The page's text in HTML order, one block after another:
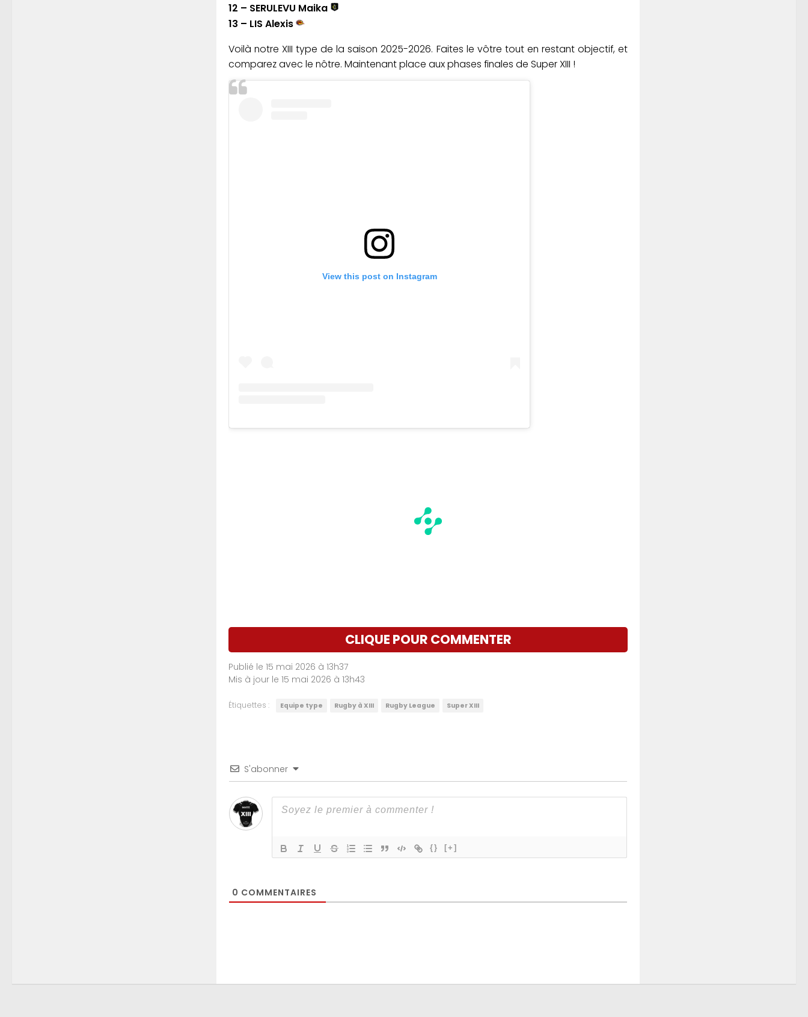
12 – SERULEVU Maika
13 – LIS Alexis
Voilà notre XIII type de la saison 2025-2026. Faites le vôtre tout en restant objectif, et
comparez avec le nôtre. Maintenant place aux phases finales de Super XIII !
View this post on Instagram
CLIQUE POUR COMMENTER
Publié le 15 mai 2026 à 13h37
Mis à jour le 15 mai 2026 à 13h43
Étiquettes : Equipe type Rugby à XIII Rugby League Super XIII
S'abonner
{} [+]
0 COMMENTAIRES